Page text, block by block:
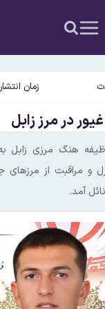
زمان
در مرز زابل
وظیفه هنگ مرزی
و مراقبت از مرزهای
آمد.